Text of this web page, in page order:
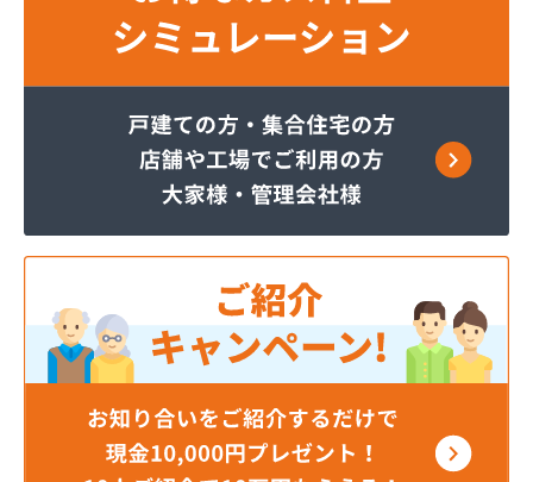
なめがた農機燃料(株) ガスセンター
ふじた燃料
やさと農業協同組合
よしのや石油店
リフォメックスナカヤマ(有)
磯山石油店
稲葉燃料店
茨城むつみ農業協同組合 ガス事業所
茨城屋商店
茨石商事(株)
宇田川(株) 坂東営業所
宇田川(株) 取手販売所